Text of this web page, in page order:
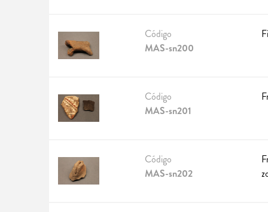
Código
MAS-sn200
Código
MAS-sn201
Código
MAS-sn202